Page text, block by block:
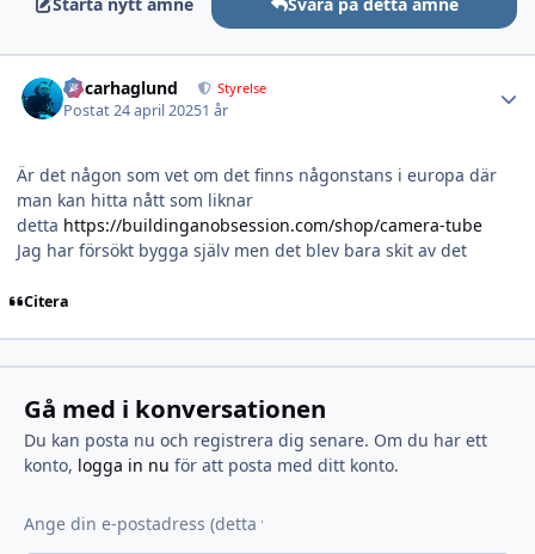
Oscarhaglund Styrelse
Postat24 april 20251 år
Är det någon som vet om det finns någonstans i europa där
man kan hitta nått som liknar
detta https://buildinganobsession.com/shop/camera-tube
Jag har försökt bygga själv men det blev bara skit av det
Citera
Gå med i konversationen
Du kan posta nu och registrera dig senare. Om du har ett
konto, logga in nu för att posta med ditt konto.